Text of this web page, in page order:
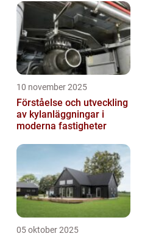
10 november 2025
Förståelse och utveckling
av kylanläggningar i
moderna fastigheter
05 oktober 2025